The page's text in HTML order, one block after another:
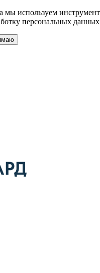
мы используем
персональных